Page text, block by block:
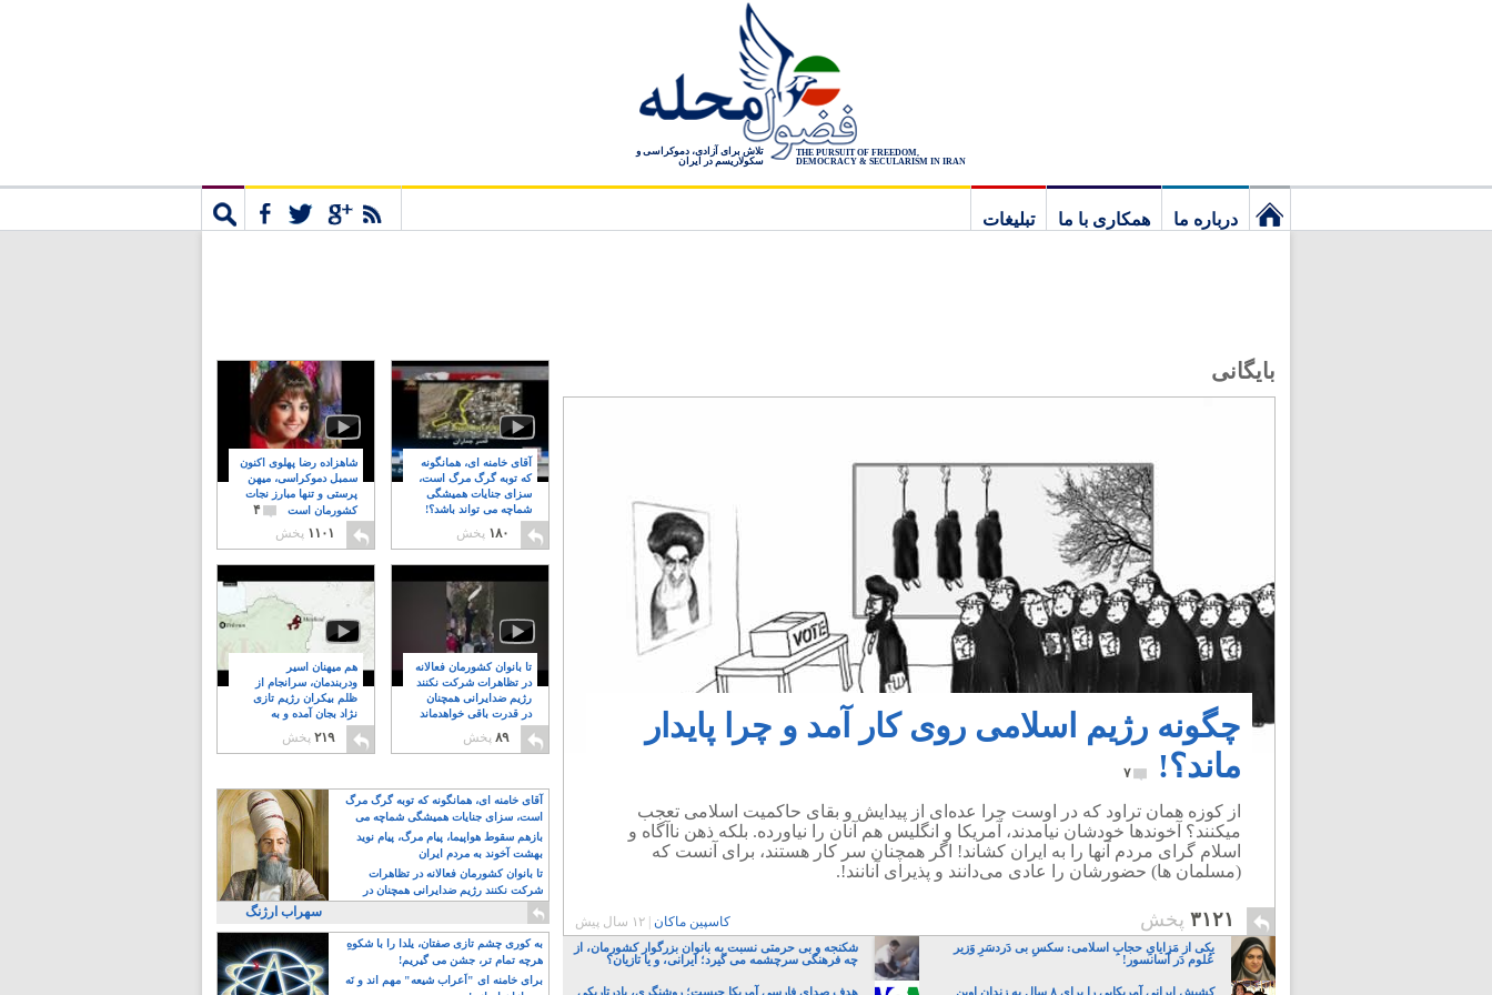
THE PURSUIT OF FREEDOM,
DEMOCRACY & SECULARISM IN IRAN
تلاش برای آزادی، دموکراسی و
سکولاریسم در ایران
درباره ما همکاری با ما
تبلیغات
بایگانی
چگونه رژیم اسلامی روی کار آمد و چرا پایدار
ماند؟!
۷
از کوزه همان تراود که در اوست چرا عده‌ای از پیدایش و بقای حاکمیت اسلامی تعجب
میکنند؟ آخوند‌ها خودشان نیامدند، آمریکا و انگلیس هم آنان را نیاورده. بلکه ذهن ناآگاه و
اسلام گرای مردم آنها را به ایران کشاند! اگر همچنان سر کار هستند، برای آنست که
(مسلمان ها) حضورشان را عادی می‌دانند و پذیرای آنانند!.
۳۱۲۱ پخش کاسپین ماکان ۱۲ سال پیش
یکی از مَزایایِ حجابِ اسلامی: سکسِ بی دَردسَرِ وَزیر
عُلوم دَر آسانسور!
شکنجه و بی حرمتی نسبت به بانوان بزرگوار کشورمان، از
چه فرهنگی سرچشمه می گیرد؛ ایرانی، و یا تازیان؟
کشیش ایرانی آمریکایی را برای ۸ سال به زندان اوین
هدف صدای فارسی آمریکا چیست؛ روشنگری، یادرتاریکی
شاهزاده رضا پهلوی اکنون
سمبل دموکراسی، میهن
پرستی و تنها مبارز نجات
کشورمان است
۴
۱۱۰۱ پخش
آقای خامنه ای، همانگونه
که توبه گرگ مرگ است،
سزای جنایات همیشگی
شماچه می تواند باشد؟!
۸
۱۸۰ پخش
هم میهنان اسیر
ودربندمان، سرانجام از
ظلم بیکران رژیم تازی
نژاد بجان آمده و به
۲۱۹ پخش
تا بانوان کشورمان فعالانه
در تظاهرات شرکت نکنند
رژیم ضدایرانی همچنان
در قدرت باقی خواهدماند
۸
۸۹ پخش
آقای خامنه ای، همانگونه که توبه گرگ مرگ
است، سزای جنایات همیشگی شماچه می
تواند باشد؟!
بازهم سقوط هواپیما، پیام مرگ، پیام نوید
بهشت آخوند به مردم ایران
تا بانوان کشورمان فعالانه در تظاهرات
شرکت نکنند رژیم ضدایرانی همچنان در
قدرت باقی خواهدماند
سهراب ارژنگ
به کوری چشم تازی صفتان، یلدا را با شکوهِ
هرچه تمام تر، جشن می گیریم!
برای خامنه ای "اَعراب شیعه" مهم اند و نَه